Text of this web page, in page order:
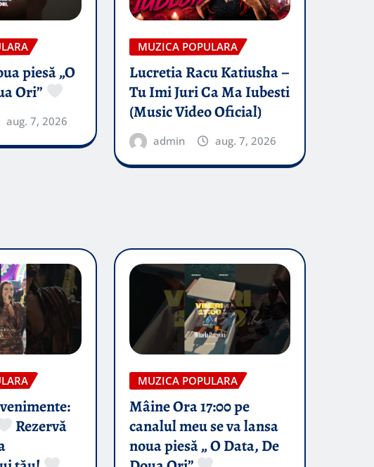
piesă „O
Ori”
aug. 7, 2026
MUZICA POPULARA
Lucretia Racu Katiusha –
Tu Imi Juri Ca Ma Iubesti
(Music Video Oficial)
admin aug. 7, 2026
Rezervă
MUZICA POPULARA
Mâine Ora 17:00 pe
canalul meu se va lansa
noua piesă „ O Data, De